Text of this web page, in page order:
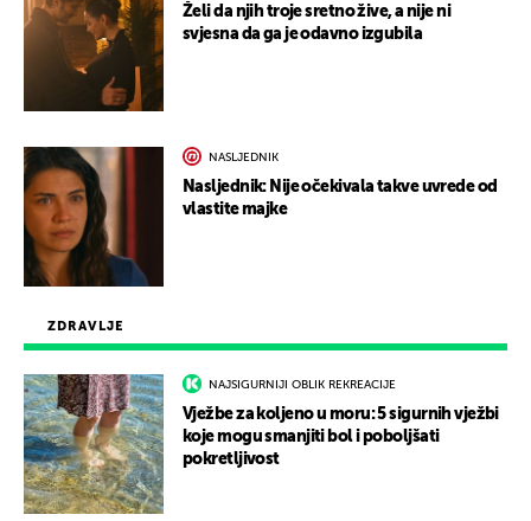
ZDRAVLJE
NAJSIGURNIJI OBLIK REKREACIJE
Vježbe za koljeno u moru: 5 sigurnih vježbi
koje mogu smanjiti bol i poboljšati
pokretljivost
Želi da njih troje sretno žive, a nije ni
svjesna da ga je odavno izgubila
NASLJEDNIK
Nasljednik: Nije očekivala takve uvrede od
vlastite majke